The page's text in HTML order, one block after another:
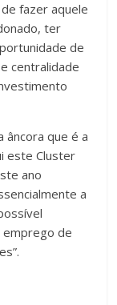
fazer aquele
ter
de
centralidade
âncora que é a
este Cluster
ano
a
de